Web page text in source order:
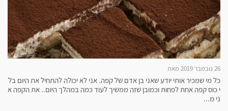
26 נובמבר 2019 מאת
כל מי שמכיר אותי יודע שאני בן אדם של קפה. אני לא יכולה להתחיל את היום בל
י כוס קפה אחת לפחות וכמובן שזה ממשיך לעוד כמה במהלך היום.. את הקפה א
ני מ...